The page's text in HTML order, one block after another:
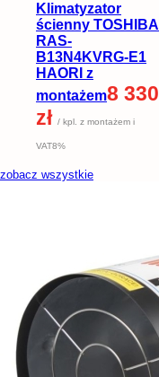
Klimatyzator
ścienny TOSHIBA
RAS-
B13N4KVRG-E1
HAORI z
montażem8 330
zł / kpl. z montażem i
VAT8%
zobacz wszystkie